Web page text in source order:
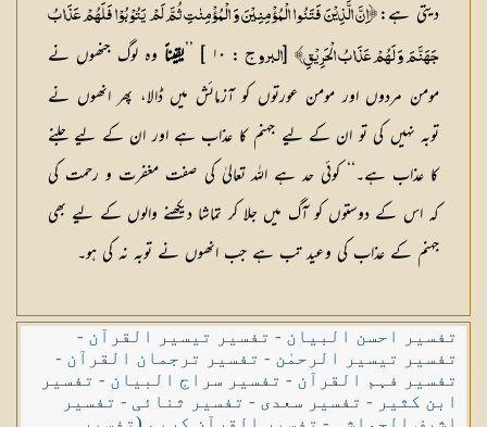
دیتی ہے: ﴿اِنَّ الَّذِيْنَ فَتَنُوا الْمُؤْمِنِيْنَ وَ الْمُؤْمِنٰتِ ثُمَّ لَمْ يَتُوْبُوْا فَلَهُمْ عَذَابُ
جَهَنَّمَ وَ لَهُمْ عَذَابُ الْحَرِيْقِ﴾[البروج: ۱۰ ] ’’ یقیناً وہ لوگ جنھوں نے
مومن مردوں اور مومن عورتوں کو آزمائش میں ڈالا، پھر انھوں نے
توبہ نہیں کی تو ان کے لیے جہنم کا عذاب ہے اور ان کے لیے جلنے
کا عذاب ہے۔‘‘ کوئی حد ہے اللہ تعالیٰ کی صفت مغفرت و رحمت کی
کہ اس کے دوستوں کو آگ میں جلا کر تماشا دیکھنے والوں کے لیے بھی
جہنم کے عذاب کی وعید تب ہے جب انھوں نے توبہ نہ کی ہو۔
تفسیر احسن البیان - تفسیر تیسیر القرآن -
تفسیر تیسیر الرحمٰن - تفسیر ترجمان القرآن -
تفسیر فہم القرآن - تفسیر سراج البیان - تفسیر
ابن کثیر - تفسیر سعدی - تفسیر ثنائی - تفسیر